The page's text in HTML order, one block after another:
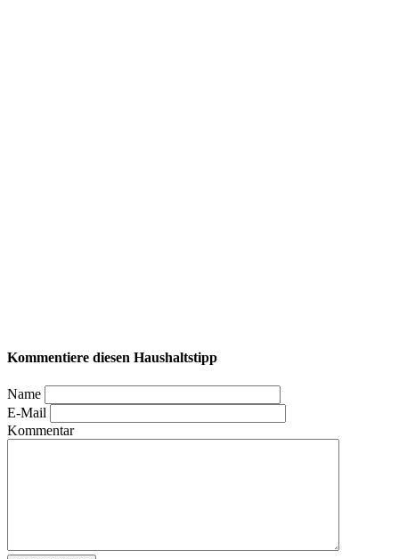
Kommentiere diesen Haushaltstipp
Name
E-Mail
Kommentar